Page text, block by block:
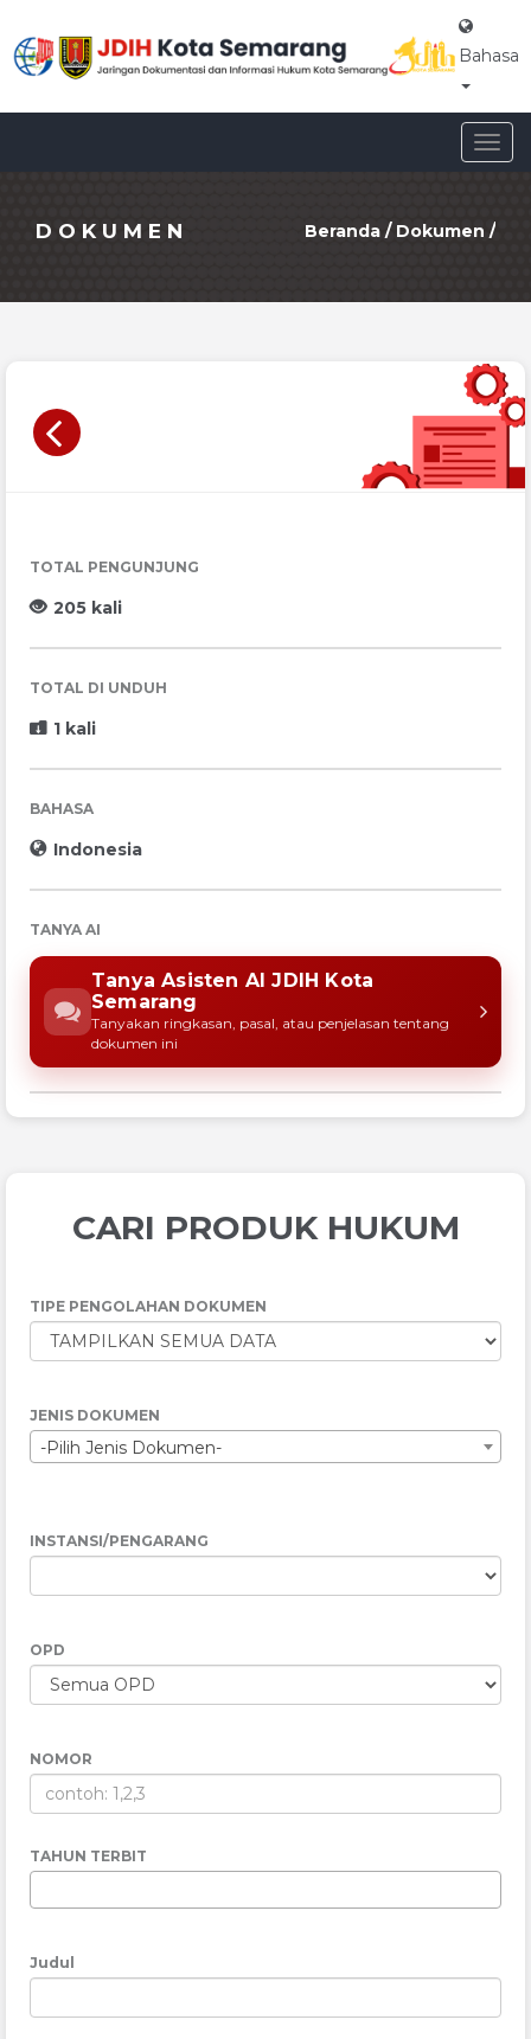
Bahasa
DOKUMEN Beranda / Dokumen /
TOTAL PENGUNJUNG
205 kali
TOTAL DI UNDUH
1 kali
BAHASA
Indonesia
TANYA AI
Tanya Asisten AI JDIH Kota
Semarang
Tanyakan ringkasan, pasal, atau penjelasan tentang
dokumen ini
CARI PRODUK HUKUM
TIPE PENGOLAHAN DOKUMEN
JENIS DOKUMEN
-Pilih Jenis Dokumen-
INSTANSI/PENGARANG
OPD
NOMOR
TAHUN TERBIT
Judul